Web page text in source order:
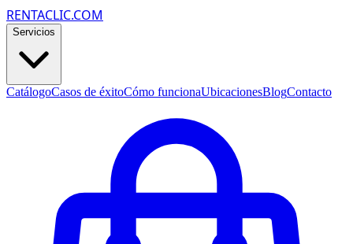
RENTACLIC.COM
Servicios
CatálogoCasos de éxitoCómo funcionaUbicacionesBlogContacto